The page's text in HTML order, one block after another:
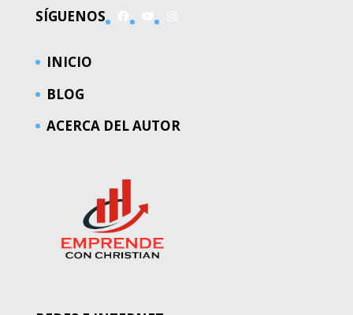
SÍGUENOS
INICIO
BLOG
ACERCA DEL AUTOR